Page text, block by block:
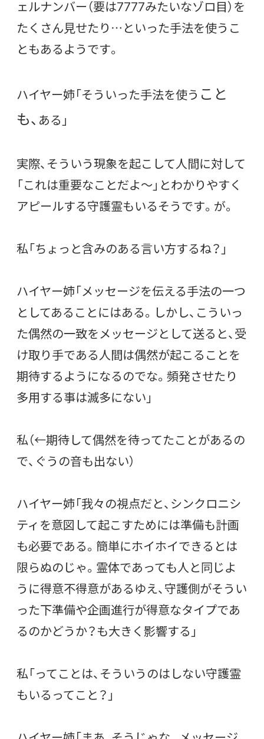
ェルナンバー（要は7777みたいなゾロ目）を
たくさん見せたり…といった手法を使うこ
ともあるようです。
ハイヤー姉「そういった手法を使う こと
も、 ある」
実際、そういう現象を起こして人間に対して
「これは重要なことだよ〜」とわかりやすく
アピールする守護霊もいるそうです。 が。
私「ちょっと含みのある言い方するね？」
ハイヤー姉「メッセージを伝える手法の一つ
としてあることにはある。しかし、こういっ
た偶然の一致をメッセージとして送ると、受
け取り手である人間は偶然が起こることを
期待するようになるのでな。頻発させたり
多用する事は滅多にない」
私（←期待して偶然を待ってたことがあるの
で、ぐうの音も出ない）
ハイヤー姉「我々の視点だと、シンクロニシ
ティを意図して起こすためには準備も計画
も必要である。簡単にホイホイできるとは
限らぬのじゃ。霊体であっても人と同じよ
うに得意不得意があるゆえ、守護側がそうい
った下準備や企画進行が得意なタイプであ
るのかどうか？も大きく影響する」
私「ってことは、そういうのはしない守護霊
もいるってこと？」